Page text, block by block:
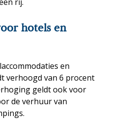
hotels en
en
verhoogd van 6 procent
geldt ook voor
de verhuur van